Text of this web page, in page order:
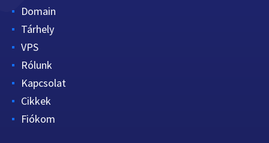
Domain
Tárhely
VPS
Rólunk
Kapcsolat
Cikkek
Fiókom